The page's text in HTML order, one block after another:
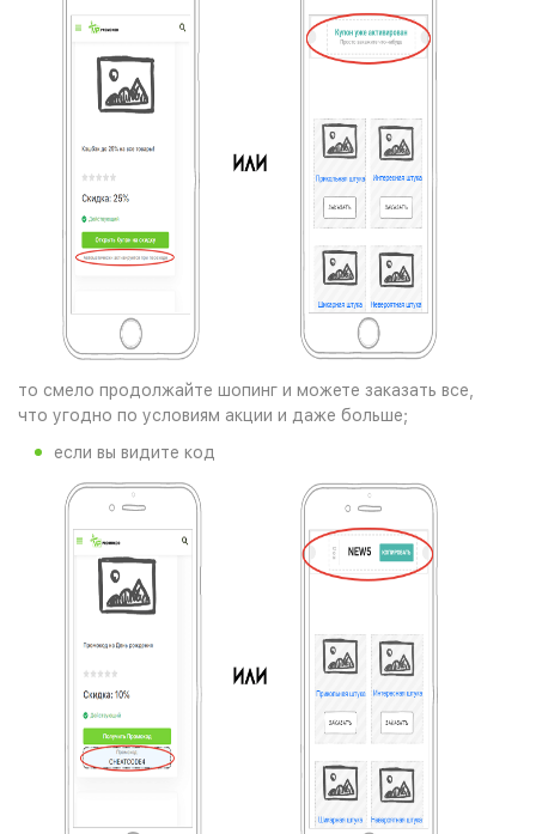
то смело продолжайте шопинг и можете заказать все,
что угодно по условиям акции и даже больше;
если вы видите код